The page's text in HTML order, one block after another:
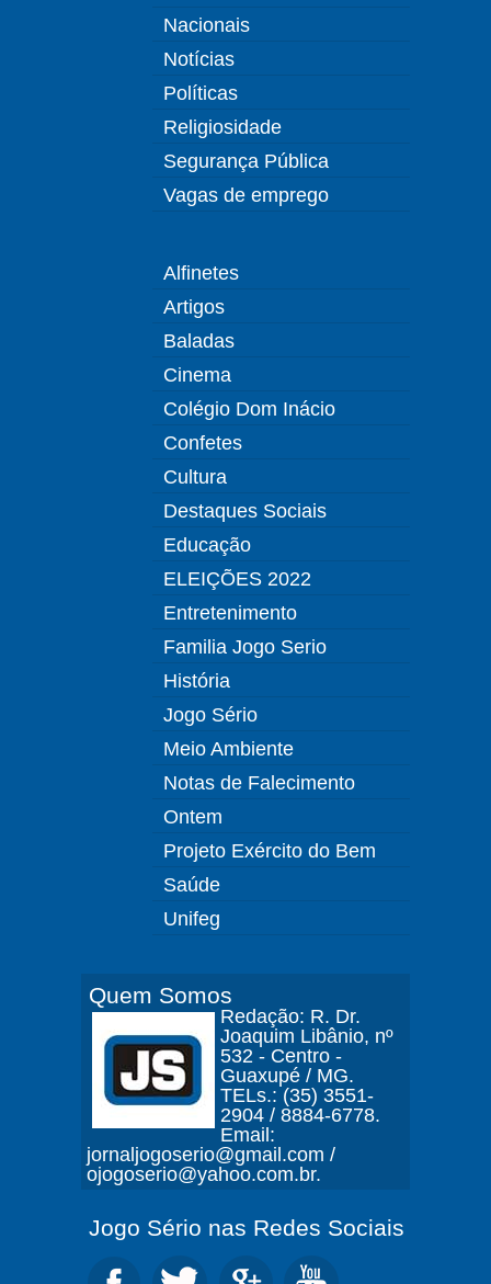
Nacionais
Notícias
Políticas
Religiosidade
Segurança Pública
Vagas de emprego
Alfinetes
Artigos
Baladas
Cinema
Colégio Dom Inácio
Confetes
Cultura
Destaques Sociais
Educação
ELEIÇÕES 2022
Entretenimento
Familia Jogo Serio
História
Jogo Sério
Meio Ambiente
Notas de Falecimento
Ontem
Projeto Exército do Bem
Saúde
Unifeg
Quem Somos
Redação: R. Dr.
Joaquim Libânio, nº
532 - Centro -
Guaxupé / MG.
TELs.: (35) 3551-
2904 / 8884-6778.
Email:
jornaljogoserio@gmail.com /
ojogoserio@yahoo.com.br.
Jogo Sério nas Redes Sociais